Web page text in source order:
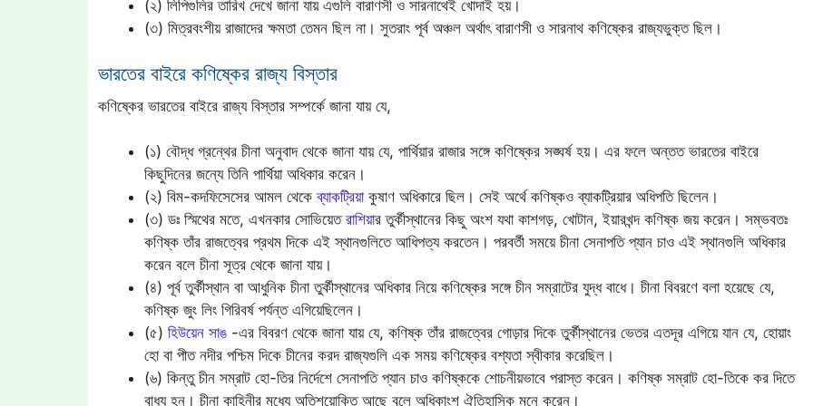
(২) লিপিগুলির তারিখ দেখে জানা যায় এগুলি বারাণসী ও সারনাথেই খোদাই হয়।
(৩) মিত্রবংশীয় রাজাদের ক্ষমতা তেমন ছিল না। সুতরাং পূর্ব অঞ্চল অর্থাৎ বারাণসী ও সারনাথ কণিষ্কের রাজ্যভুক্ত ছিল।
ভারতের বাইরে কণিষ্কের রাজ্য বিস্তার
কণিষ্কের ভারতের বাইরে রাজ্য বিস্তার সম্পর্কে জানা যায় যে,
(১) বৌদ্ধ গ্রন্থের চীনা অনুবাদ থেকে জানা যায় যে, পার্থিয়ার রাজার সঙ্গে কণিষ্কের সঙ্ঘর্ষ হয়। এর ফলে অন্তত ভারতের বাইরে
কিছুদিনের জন্যে তিনি পার্থিয়া অধিকার করেন।
(২) বিম-কদফিসেসের আমল থেকেব্যাকট্রিয়াকুষাণ অধিকারে ছিল। সেই অর্থে কণিষ্কও ব্যাকট্রিয়ার অধিপতি ছিলেন।
(৩) ডঃ স্মিথের মতে, এখনকার সোভিয়েত রাশিয়ার তুর্কীস্থানের কিছু অংশ যথা কাশগড়, খোটান, ইয়ারখন্দ কণিষ্ক জয় করেন। সম্ভবতঃ
কণিষ্ক তাঁর রাজত্বের প্রথম দিকে এই স্থানগুলিতে আধিপত্য করতেন। পরবর্তী সময়ে চীনা সেনাপতি প্যান চাও এই স্থানগুলি অধিকার
করেন বলে চীনা সূত্র থেকে জানা যায়।
(৪) পূর্ব তুর্কীস্থান বা আধুনিক চীনা তুর্কীস্থানের অধিকার নিয়ে কণিষ্কের সঙ্গে চীন সম্রাটের যুদ্ধ বাধে। চীনা বিবরণে বলা হয়েছে যে,
কণিষ্ক জুং লিং গিরিবর্ষ পর্যন্ত এগিয়েছিলেন।
(৫) হিউয়েন সাঙ -এর বিবরণ থেকে জানা যায় যে, কণিষ্ক তাঁর রাজত্বের গোড়ার দিকে তুর্কীস্থানের ভেতর এতদূর এগিয়ে যান যে, হোয়াং
হো বা পীত নদীর পশ্চিম দিকে চীনের করদ রাজ্যগুলি এক সময় কণিষ্কের বশ্যতা স্বীকার করেছিল।
(৬) কিন্তু চীন সম্রাট হো-তির নির্দেশে সেনাপতি প্যান চাও কণিষ্ককে শোচনীয়ভাবে পরাস্ত করেন। কণিষ্ক সম্রাট হো-তিকে কর দিতে
বাধ্য হন। চীনা কাহিনীর মধ্যে অতিশয়োক্তি আছে বলে অধিকাংশ ঐতিহাসিক মনে করেন।